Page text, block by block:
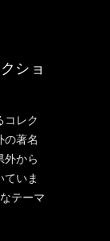
ショ
コレク
の著名
外から
ていま
テーマ